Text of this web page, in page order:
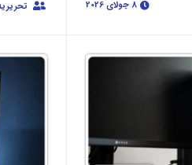
8 جولای 2026